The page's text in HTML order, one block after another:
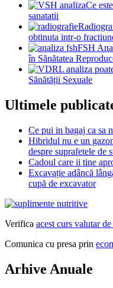
Ce
sanatatii
obtinuta intr-o
FSH
în Sănătatea
Sănătății Sexuale
Ultimele
Ce pui in bagaj ca sa
Hibridul nu e un
despre suprafetele de
Cadoul care ii tine
Excavație adâncă
cupă de excavator
Verifica acest curs valutar
Comunica cu presa prin
Arhive Anuale